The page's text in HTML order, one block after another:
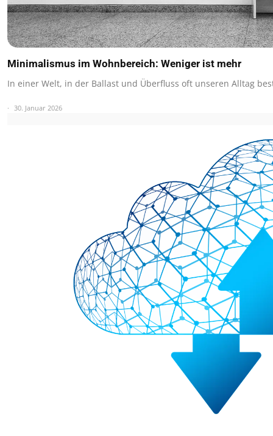
Minimalismus im Wohnbereich: Weniger ist mehr
In einer Welt, in der Ballast und Überfluss oft unseren Alltag
30. Januar 2026